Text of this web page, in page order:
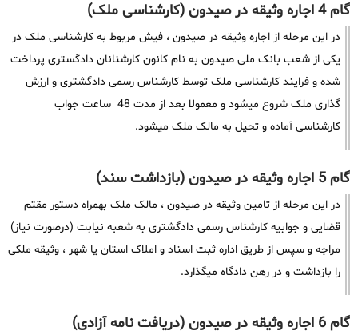
گام 4 اجاره وثیقه در صیدون (کارشناسی ملک)
در این مرحله از اجاره وثیقه در صیدون ، فیش مربوط به کارشناسی ملک در
یکی از شعب بانک ملی صیدون به نام کانون کارشنانان دادگستری پرداخت
شده و فرایند کارشناسی ملک توسط کارشناس رسمی دادگشتری و ارزش
گذاری ملک شروع میشود و معمولا بعد از مدت 48 ساعت جواب
کارشناسی آماده و تحیل به مالک ملک میشود.
گام 5 اجاره وثیقه در صیدون (بازداشت سند)
در این مرحله از تامین وثیقه در صیدون ، مالک ملک بهمراه دستور مقتم
قضایی و جوابیه کارشناس رسمی دادگشتری به شعبه نیابت (درصورت نیاز)
مراجه و سپس از طریق اداره ثبت اسناد و املاک استان یا شهر ، وثیقه ملکی
را بازداشت و در رهن دادگاه میگذارد.
گام 6 اجاره وثیقه در صیدون (دریافت نامه آزادی)